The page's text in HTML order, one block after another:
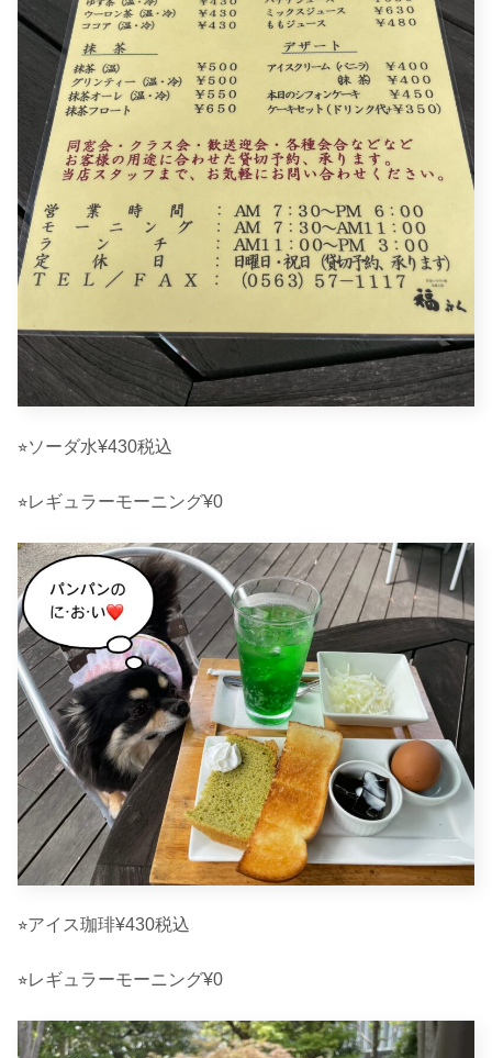
⭐︎ソーダ水¥430税込
⭐︎レギュラーモーニング¥0
⭐︎アイス珈琲¥430税込
⭐︎レギュラーモーニング¥0